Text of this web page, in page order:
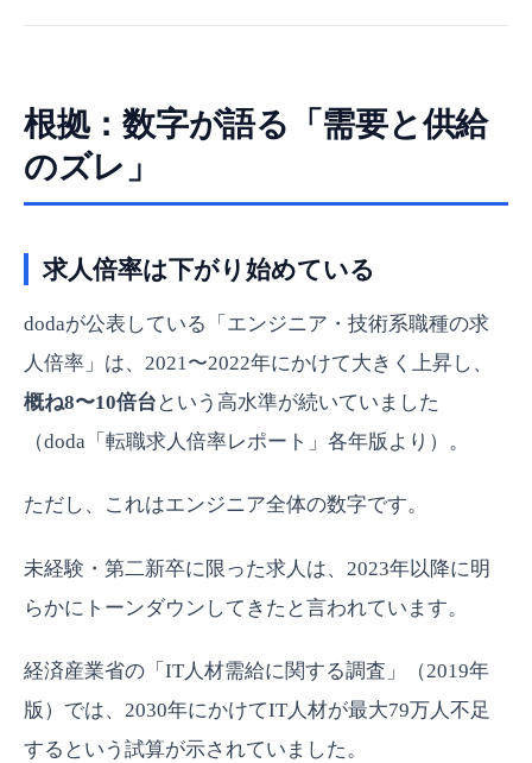
根拠：数字が語る「需要と供給
のズレ」
求人倍率は下がり始めている
dodaが公表している「エンジニア・技術系職種の求
人倍率」は、2021〜2022年にかけて大きく上昇し、
概ね8〜10倍台 という高水準が続いていました
（doda「転職求人倍率レポート」各年版より）。
ただし、これはエンジニア全体の数字です。
未経験・第二新卒に限った求人は、2023年以降に明
らかにトーンダウンしてきたと言われています。
経済産業省の「IT人材需給に関する調査」（2019年
版）では、2030年にかけてIT人材が最大79万人不足
するという試算が示されていました。